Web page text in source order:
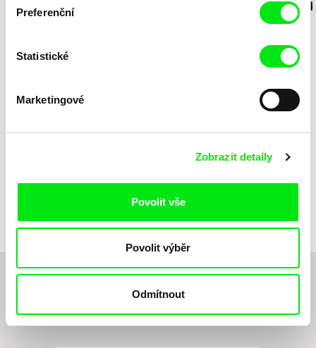
Preferenční
Statistické
Marketingové
Zobrazit detaily
Povolit vše
Povolit výběr
Odmítnout
Nguyen
Milý tati
Milý tati:
animace
Filmem pro klima
Chcete být pravidelně informováni o novinkách v